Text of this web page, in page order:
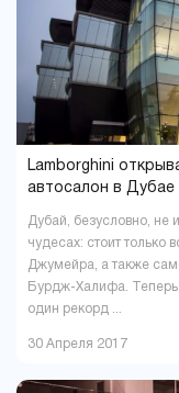
Lamborghini
автосалон в Дубае
Дубай, безусловно, не
чудесах: стоит только
Джумейра, а также
Бурдж-Халифа. Теперь
один рекорд ...
30 Апреля 2017